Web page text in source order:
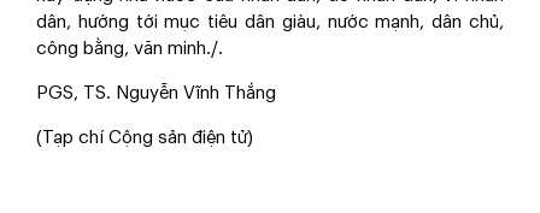
dân, hướng tới mục tiêu dân giàu, nước mạnh, dân chủ,
công bằng, văn minh./.
PGS, TS. Nguyễn Vĩnh Thắng
(Tạp chí Cộng sản điện tử)